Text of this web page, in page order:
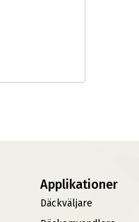
Applikationer
Däckväljare